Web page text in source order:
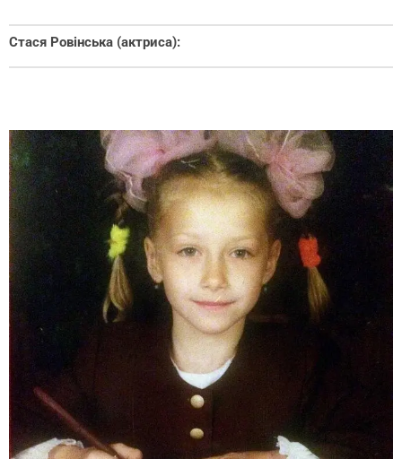
Стася Ровінська (актриса):